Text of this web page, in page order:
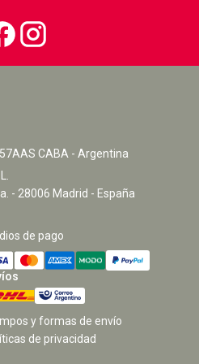
CABA - Argentina
- 28006 Madrid - España
de pago
y formas de envío
de privacidad